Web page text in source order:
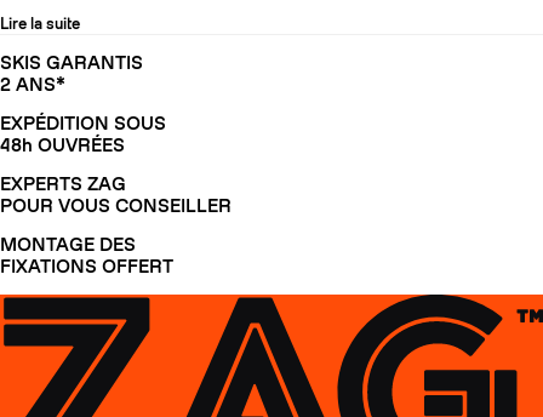
Lire la suite
SKIS GARANTIS
2 ANS*
EXPÉDITION SOUS
48h OUVRÉES
EXPERTS ZAG
POUR VOUS CONSEILLER
MONTAGE DES
FIXATIONS OFFERT